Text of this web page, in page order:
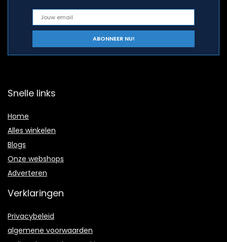
Snelle links
Home
Alles winkelen
Blogs
Onze webshops
Adverteren
Verklaringen
Privacybeleid
algemene voorwaarden